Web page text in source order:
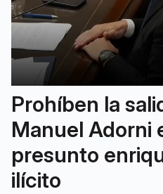
Prohíben la
Manuel Adorni
presunto
ilícito